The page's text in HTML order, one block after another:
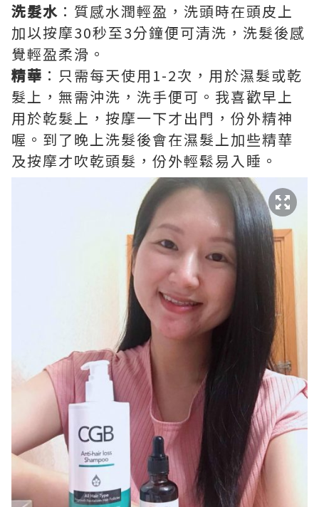
洗髮水 ：質感水潤輕盈，洗頭時在頭皮上
加以按摩30秒至3分鐘便可清洗，洗髮後感
覺輕盈柔滑。
精華 ：只需每天使用1-2次，用於濕髮或乾
髮上，無需沖洗，洗手便可。我喜歡早上
用於乾髮上，按摩一下才出門，份外精神
喔。到了晚上洗髮後會在濕髮上加些精華
及按摩才吹乾頭髮，份外輕鬆易入睡。